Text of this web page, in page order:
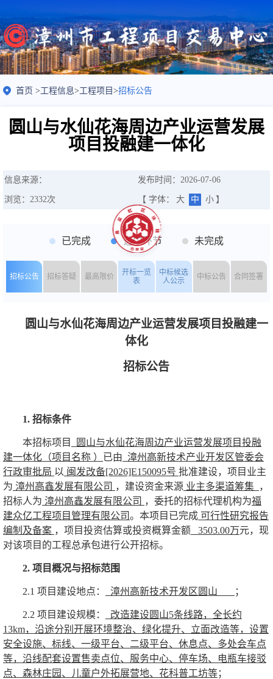
首页 >工程信息>工程项目 >招标公告
圆山与水仙花海周边产业运营发展
项目投融建一体化
信息来源： 发布时间：2026-07-06
浏览： 2332次 【 字体： 大 中 小 】
已完成 选中环节 未完成
招标公告 招标答疑 最高限价
开标一览
表
中标候选
人公示
中标公告 合同签署
圆山与水仙花海周边产业运营发展项目投融建一
体化
招标公告
1. 招标条件
本招标项目
圆山与水仙花海周边产业运营发展项目投融
建一体化（项目名称 ） 已由 漳州高新技术产业开发区管委会
行政审批局 以 闽发改备[2026]E150095号 批准建设，项目业主
为 漳州高鑫发展有限公司 ，建设资金来源 业主多渠道筹集 ，
招标人为 漳州高鑫发展有限公司 ，委托的招标代理机构为福
建众亿工程项目管理有限公司。本项目已完成 可行性研究报告
编制及备案 ，项目投资估算或投资概算金额 3503.00万元，现
对该项目的工程总承包进行公开招标。
2. 项目概况与招标范围
2.1 项目建设地点： 漳州高新技术开发区圆山 ；
2.2 项目建设规模： 改造建设圆山5条线路，全长约
13km，沿途分别开展环境整治、绿化提升、立面改造等，设置
安全设施、标线、一级平台、二级平台、休息点、多处会车点
等，沿线配套设置售卖点位、服务中心、停车场、电瓶车接驳
点、森林庄园、儿童户外拓展营地、花科普工坊等；